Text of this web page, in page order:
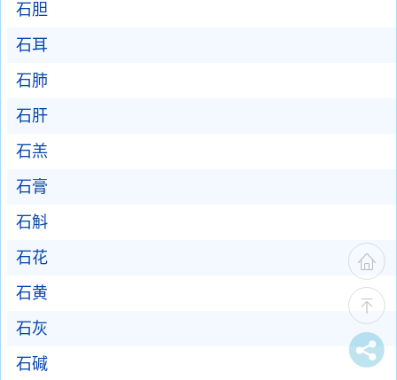
石胆
石耳
石肺
石肝
石羔
石膏
石斛
石花
石黄
石灰
石碱